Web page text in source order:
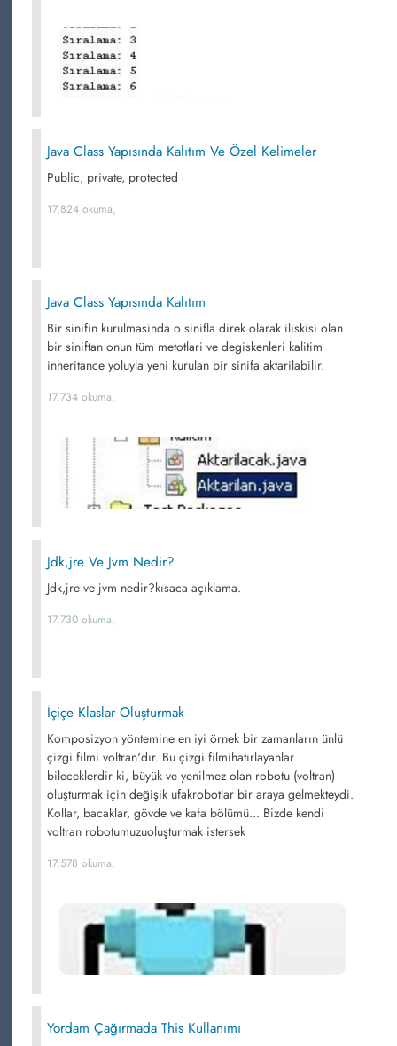
Java Class Yapısında Kalıtım Ve Özel Kelimeler
Public, private, protected
17,824 okuma,
Java Class Yapısında Kalıtım
Bir sinifin kurulmasinda o sinifla direk olarak iliskisi olan
bir siniftan onun tüm metotlari ve degiskenleri kalitim
inheritance yoluyla yeni kurulan bir sinifa aktarilabilir.
17,734 okuma,
Jdk,jre Ve Jvm Nedir?
Jdk,jre ve jvm nedir?kısaca açıklama.
17,730 okuma,
İçiçe Klaslar Oluşturmak
Komposizyon yöntemine en iyi örnek bir zamanların ünlü
çizgi filmi voltran'dır. Bu çizgi filmihatırlayanlar
bileceklerdir ki, büyük ve yenilmez olan robotu (voltran)
oluşturmak için değişik ufakrobotlar bir araya gelmekteydi.
Kollar, bacaklar, gövde ve kafa bölümü... Bizde kendi
voltran robotumuzuoluşturmak istersek
17,578 okuma,
Yordam Çağırmada This Kullanımı